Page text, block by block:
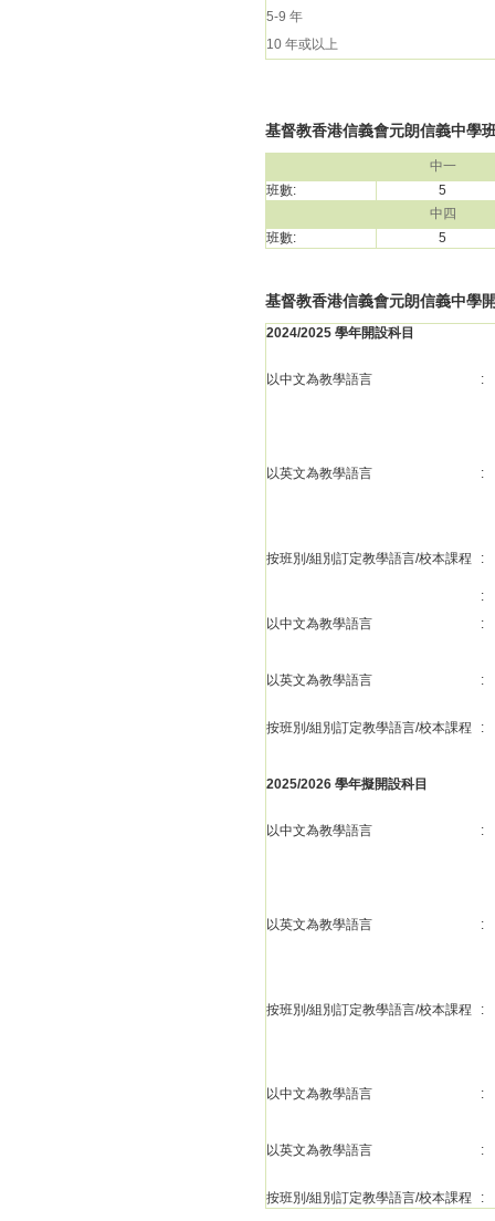
5-9 年
10 年或以上
基督教香港信義會元朗信義中學
中一
班數:
5
中四
班數:
5
基督教香港信義會元朗信義中學
2024/2025 學年開設科目
以中文為教學語言 :
以英文為教學語言 :
按班別/組別訂定教學語言/校本課程 :
:
以中文為教學語言
:
以英文為教學語言 :
按班別/組別訂定教學語言/校本課程 :
2025/2026 學年擬開設科目
以中文為教學語言 :
以英文為教學語言 :
按班別/組別訂定教學語言/校本課程 :
以中文為教學語言 :
以英文為教學語言 :
按班別/組別訂定教學語言/校本課程 :